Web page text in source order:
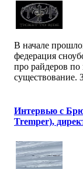
В начале
федерация
про райдеров по
существование.
Интервью с
Tremper),